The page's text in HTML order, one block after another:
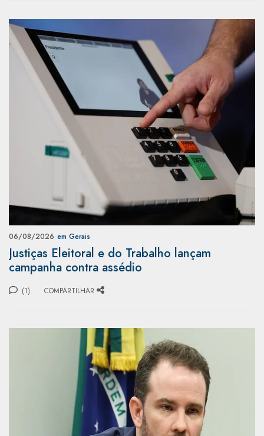
06/08/2026 em Gerais
Justiças Eleitoral e do Trabalho lançam
campanha contra assédio
(1) COMPARTILHAR